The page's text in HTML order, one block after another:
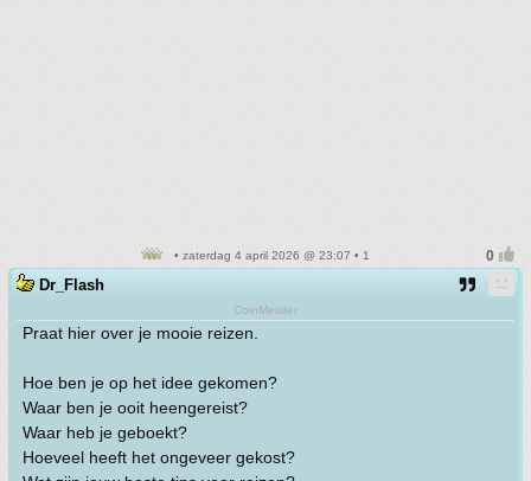
• zaterdag 4 april 2026 @ 23:07 • 1
Dr_Flash
CoinMeister
Praat hier over je mooie reizen.
Hoe ben je op het idee gekomen?
Waar ben je ooit heengereist?
Waar heb je geboekt?
Hoeveel heeft het ongeveer gekost?